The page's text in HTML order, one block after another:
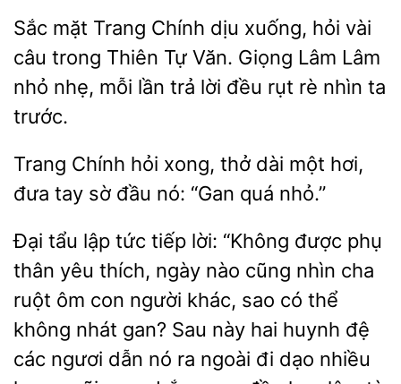
Sắc mặt Trang Chính dịu xuống, hỏi vài
câu trong Thiên
Văn. Giọng Lâm
nhỏ
mỗi lần trả lời đều rụt rè nhìn ta
trước.
Trang hỏi xong,
dài một hơi,
đưa
sờ đầu nó: “Gan quá nhỏ.”
Đại tẩu lập tức tiếp lời: “Không được
thân yêu thích, ngày nào cũng nhìn cha
ruột ôm con người khác, sao có thể
không nhát gan? Sau này hai huynh đệ
các ngươi dẫn nó ra ngoài đi dạo nhiều